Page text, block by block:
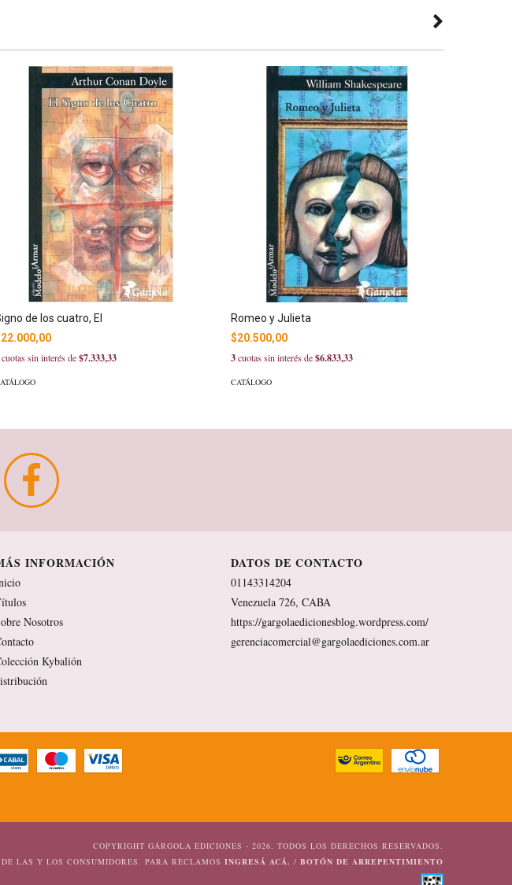
de los cuatro, El
cuotas sin interés de$7.333,33
Romeo y Julieta
$20.500,00
3cuotas sin interés de$6.833,33
CATÁLOGO
INFORMACIÓN
Nosotros
Kybalión
DATOS DE CONTACTO
01143314204
Venezuela 726, CABA
https://gargolaedicionesblog.wordpress.com/
gerenciacomercial@gargolaediciones.com.ar
COPYRIGHT GÁRGOLA EDICIONES - 2026. TODOS LOS DERECHOS RESERVADOS.
LAS Y LOS CONSUMIDORES. PARA RECLAMOS INGRESÁ ACÁ. / BOTÓN DE ARREPENTIMIENTO